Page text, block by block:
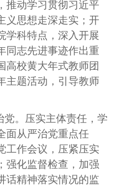
推动学习贯彻习近平
义思想走深走实；开
学科特点，深入开展
同志先进事迹作出重
高校黄大年式教师团
主题活动，引导教师
党。压实主体责任，学
面从严治党重点任
工作会议，压紧压实
强化监督检查，加强
话精神落实情况的监